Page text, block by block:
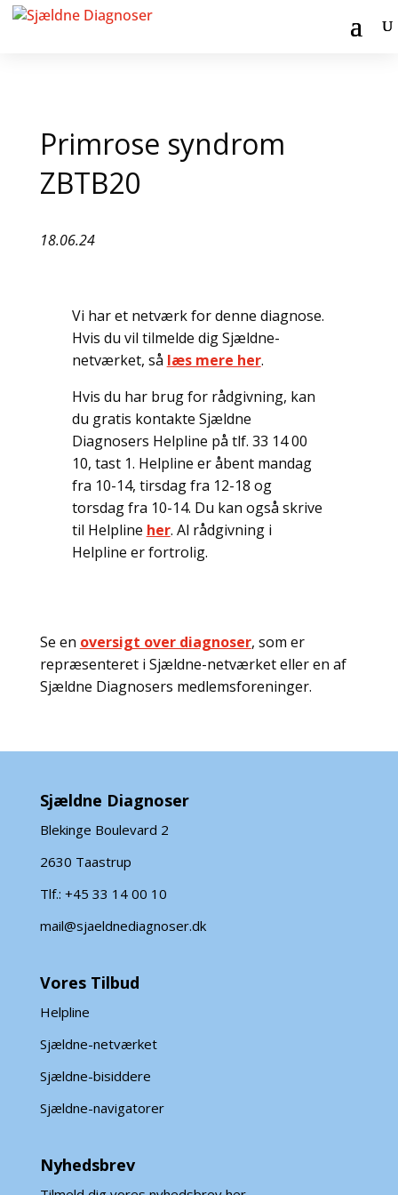
Primrose syndrom
ZBTB20
18.06.24
Vi har et netværk for denne diagnose.
Hvis du vil tilmelde dig Sjældne-
netværket, så læs mere her.
Hvis du har brug for rådgivning, kan
du gratis kontakte Sjældne
Diagnosers Helpline på tlf. 33 14 00
10, tast 1. Helpline er åbent mandag
fra 10-14, tirsdag fra 12-18 og
torsdag fra 10-14. Du kan også skrive
til Helpline her. Al rådgivning i
Helpline er fortrolig.
Se en oversigt over diagnoser, som er
repræsenteret i Sjældne-netværket eller en af
Sjældne Diagnosers medlemsforeninger.
Sjældne Diagnoser
Blekinge Boulevard 2
2630 Taastrup
Tlf.: +45 33 14 00 10
mail@sjaeldnediagnoser.dk
Vores Tilbud
Helpline
Sjældne-netværket
Sjældne-bisiddere
Sjældne-navigatorer
Nyhedsbrev